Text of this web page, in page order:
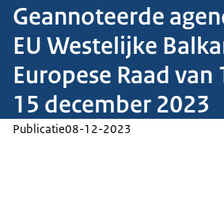
Geannoteerde
EU Westelijke
Europese Raad van
15 december 2023
Publicatie08-12-2023